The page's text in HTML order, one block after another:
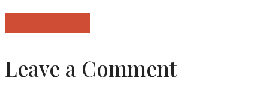
Leave a Comment